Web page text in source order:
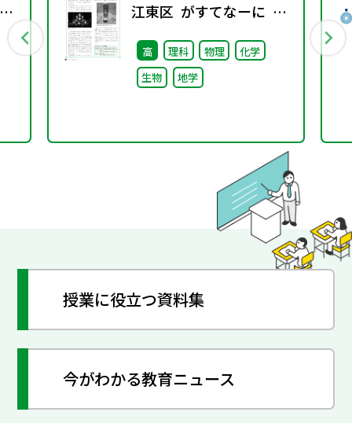
江東区 がすてなーに ガ
スの科学館
高 理科 物理
化学
生物
地学
授業に役立つ資料集
今がわかる教育ニュース